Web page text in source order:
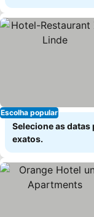
Escolha popular
Selecione as
exatos.